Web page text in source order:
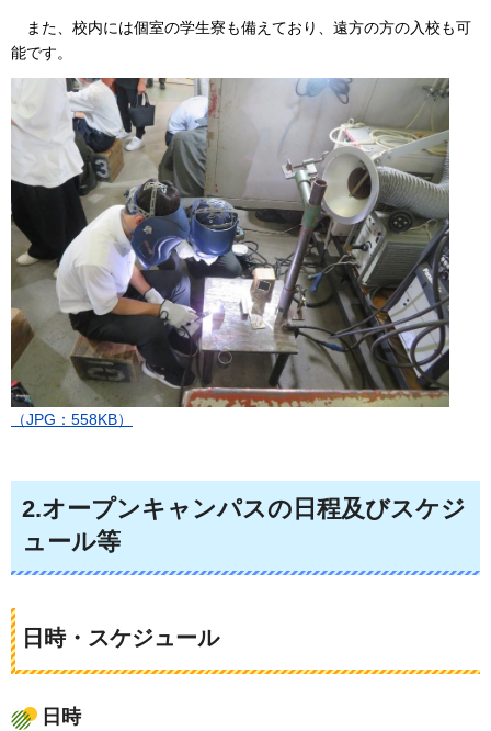
また、 校内には個室の学生寮も備えており、遠方の方の入校も可
能です。
（JPG：558KB）
2.オープンキャンパスの日程及びスケジ
ュール等
日時・スケジュール
日時